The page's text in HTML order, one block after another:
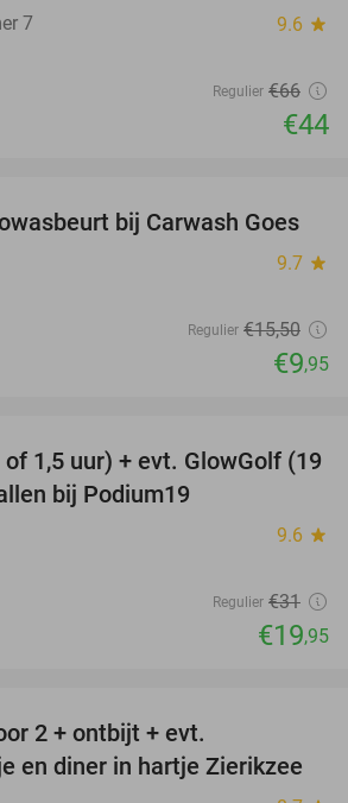
7 9.6 star
Regulier €66
€44
36%
bij Carwash Goes
9.7 star
Regulier €15,50
€9,95
36%
1,5 uur) + evt. GlowGolf (19
bij Podium19
9.6 star
Regulier €31
€19,95
2 + ontbijt + evt.
en diner in hartje Zierikzee